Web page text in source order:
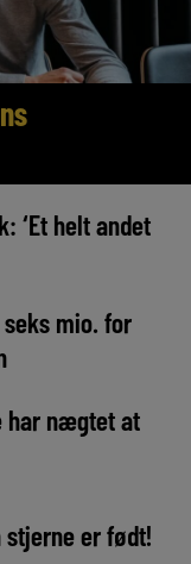
‘Et helt andet
mio. for
har nægtet at
stjerne er født!